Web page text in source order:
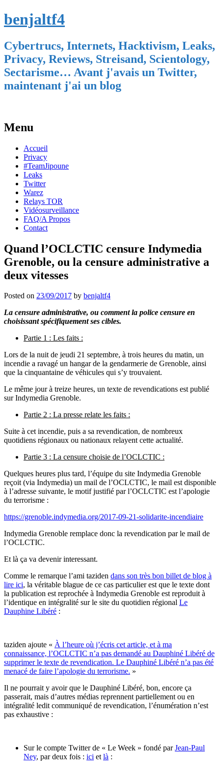
benjaltf4
Cybertrucs, Internets, Hacktivism, Leaks,
Privacy, Reviews, Streisand, Scientology,
Sectarisme… Avant j'avais un Twitter,
maintenant j'ai un blog
Menu
Skip
content
Accueil
Privacy
#TeamJipoune
Leaks
Twitter
Warez
Relays TOR
Vidéosurveillance
FAQ/A Propos
Contact
Quand l’OCLCTIC censure Indymedia
Grenoble, ou la censure administrative a
deux vitesses
Posted on 23/09/2017 by benjaltf4
La censure administrative, ou comment la police censure en
choisissant spécifiquement ses cibles.
Partie 1 : Les faits :
Lors de la nuit de jeudi 21 septembre, à trois heures du matin, un
incendie a ravagé un hangar de la gendarmerie de Grenoble, ainsi
que la cinquantaine de véhicules qui s’y trouvaient.
Le même jour à treize heures, un texte de revendications est publié
sur Indymedia Grenoble.
Partie 2 : La presse relate les faits :
Suite à cet incendie, puis a sa revendication, de nombreux
quotidiens régionaux ou nationaux relayent cette actualité.
Partie 3 : La censure choisie de l’OCLCTIC :
Quelques heures plus tard, l’équipe du site Indymedia Grenoble
reçoit (via Indymedia) un mail de l’OCLCTIC, le mail est disponible
à l’adresse suivante, le motif justifié par l’OCLCTIC est l’apologie
du terrorisme :
https://grenoble.indymedia.org/2017-09-21-solidarite-incendiaire
Indymedia Grenoble remplace donc la revendication par le mail de
l’OCLCTIC.
Et là ça va devenir interessant.
Comme le remarque l’ami taziden dans son très bon billet de blog à
lire ici, la véritable blague de ce cas particulier est que le texte dont
la publication est reprochée à Indymedia Grenoble est reproduit à
l’identique en intégralité sur le site du quotidien régional Le
Dauphine Libéré :
taziden ajoute « À l’heure où j’écris cet article, et à ma
connaissance, l’OCLCTIC n’a pas demandé au Dauphiné Libéré de
supprimer le texte de revendication. Le Dauphiné Libéré n’a pas été
menacé de faire l’apologie du terrorisme. »
Il ne pourrait y avoir que le Dauphiné Libéré, bon, encore ça
passerait, mais d’autres médias reprennent partiellement ou en
intégralité ledit communiqué de revendication, l’énumération n’est
pas exhaustive :
Sur le compte Twitter de « Le Week » fondé parJean-Paul
Ney, par deux fois : ici etlà :